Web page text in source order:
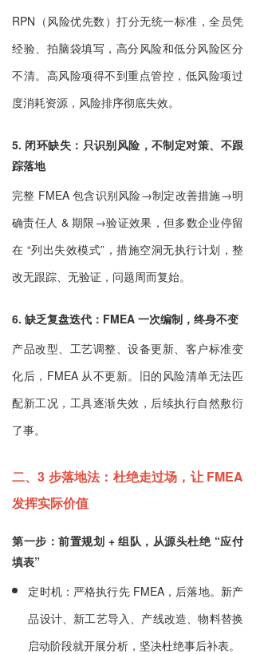
RPN（风险优先数）打分无统一标准，全员凭
经验、拍脑袋填写，高分风险和低分风险区分
不清。高风险项得不到重点管控，低风险项过
度消耗资源，风险排序彻底失效。
5. 闭环缺失：只识别风险，不制定对策、不跟
踪落地
完整 FMEA 包含识别风险→制定改善措施→明
确责任人 & 期限→验证效果，但多数企业停留
在 “列出失效模式”，措施空洞无执行计划，整
改无跟踪、无验证，问题周而复始。
6. 缺乏复盘迭代：FMEA 一次编制，终身不变
产品改型、工艺调整、设备更新、客户标准变
化后，FMEA 从不更新。旧的风险清单无法匹
配新工况，工具逐渐失效，后续执行自然敷衍
了事。
二、3 步落地法：杜绝走过场，让 FMEA
发挥实际价值
第一步：前置规划 + 组队，从源头杜绝 “应付
填表”
定时机：严格执行先 FMEA，后落地。新产
品设计、新工艺导入、产线改造、物料替换
启动阶段就开展分析，坚决杜绝事后补表。